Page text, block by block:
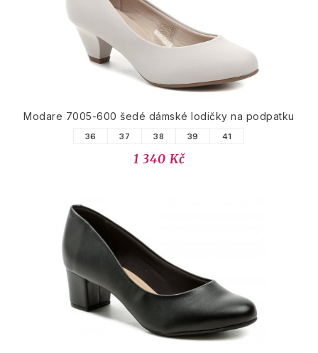
Modare 7005-600 šedé dámské lodičky na podpatku
36 37 38 39 41
1 340 Kč